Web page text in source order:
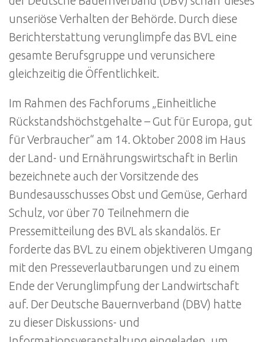
unseriöse Verhalten der Behörde. Durch diese
Berichterstattung verunglimpfe das BVL eine
gesamte Berufsgruppe und verunsichere
gleichzeitig die Öffentlichkeit.
Im Rahmen des Fachforums „Einheitliche
Rückstandshöchstgehalte – Gut für Europa, gut
für Verbraucher“ am 14. Oktober 2008 im Haus
der Land- und Ernährungswirtschaft in Berlin
bezeichnete auch der Vorsitzende des
Bundesausschusses Obst und Gemüse, Gerhard
Schulz, vor über 70 Teilnehmern die
Pressemitteilung des BVL als skandalös. Er
forderte das BVL zu einem objektiveren Umgang
mit den Presseverlautbarungen und zu einem
Ende der Verunglimpfung der Landwirtschaft
auf. Der Deutsche Bauernverband (DBV) hatte
zu dieser Diskussions- und